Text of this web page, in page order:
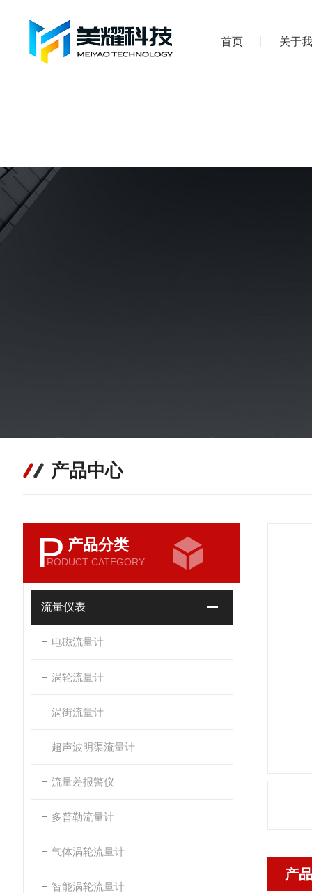
首页 关于
产品中心
P 产品分类
RODUCT CATEGORY
流量仪表
电磁流量计
涡轮流量计
涡街流量计
超声波明渠流量计
流量差报警仪
多普勒流量计
气体涡轮流量计
智能涡轮流量计
产